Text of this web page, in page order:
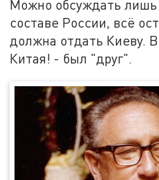
Можно обсуждать
составе России, всё
должна отдать Киеву.
Китая! - был "друг".